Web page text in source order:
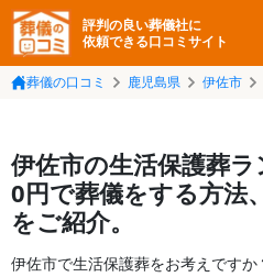
評判の良い葬儀社に
依頼できる口コミサイト
葬儀の口コミ 鹿児島県 伊佐市
伊佐市の生活保護葬
0円で葬儀をする方法
をご紹介。
伊佐市で生活保護葬をお考えです